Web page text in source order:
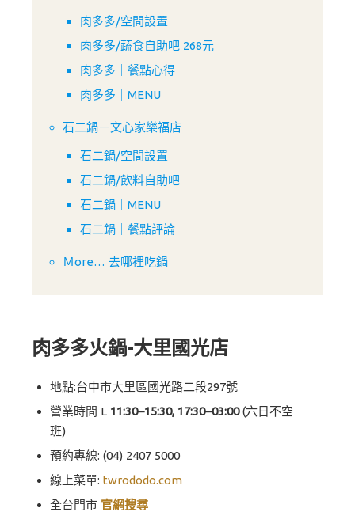
肉多多/空間設置
肉多多/蔬食自助吧 268元
肉多多｜餐點心得
肉多多｜MENU
石二鍋－文心家樂福店
石二鍋/空間設置
石二鍋/飲料自助吧
石二鍋｜MENU
石二鍋｜餐點評論
Ｍore… 去哪裡吃鍋
肉多多火鍋-大里國光店
地點:台中市大里區國光路二段297號
營業時間 L 11:30–15:30, 17:30–03:00(六日不空
班)
預約專線: (04) 2407 5000
線上菜單: twrododo.com
全台門市 官網搜尋